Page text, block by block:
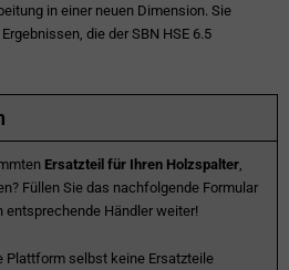
in einer neuen Dimension. Sie
die der SBN HSE 6.5
Ersatzteil für Ihren Holzspalter
Füllen Sie das nachfolgende Formular
entsprechende Händler weiter!
Plattform selbst keine Ersatzteile